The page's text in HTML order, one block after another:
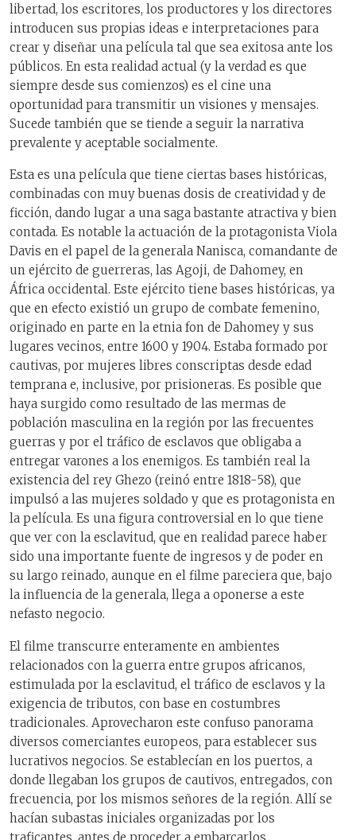
libertad, los escritores, los productores y los directores
introducen sus propias ideas e interpretaciones para
crear y diseñar una película tal que sea exitosa ante los
públicos. En esta realidad actual (y la verdad es que
siempre desde sus comienzos) es el cine una
oportunidad para transmitir un visiones y mensajes.
Sucede también que se tiende a seguir la narrativa
prevalente y aceptable socialmente.
Esta es una película que tiene ciertas bases históricas,
combinadas con muy buenas dosis de creatividad y de
ficción, dando lugar a una saga bastante atractiva y bien
contada. Es notable la actuación de la protagonista Viola
Davis en el papel de la generala Nanisca, comandante de
un ejército de guerreras, las Agoji, de Dahomey, en
África occidental. Este ejército tiene bases históricas, ya
que en efecto existió un grupo de combate femenino,
originado en parte en la etnia fon de Dahomey y sus
lugares vecinos, entre 1600 y 1904. Estaba formado por
cautivas, por mujeres libres conscriptas desde edad
temprana e, inclusive, por prisioneras. Es posible que
haya surgido como resultado de las mermas de
población masculina en la región por las frecuentes
guerras y por el tráfico de esclavos que obligaba a
entregar varones a los enemigos. Es también real la
existencia del rey Ghezo (reinó entre 1818-58), que
impulsó a las mujeres soldado y que es protagonista en
la película. Es una figura controversial en lo que tiene
que ver con la esclavitud, que en realidad parece haber
sido una importante fuente de ingresos y de poder en
su largo reinado, aunque en el filme pareciera que, bajo
la influencia de la generala, llega a oponerse a este
nefasto negocio.
El filme transcurre enteramente en ambientes
relacionados con la guerra entre grupos africanos,
estimulada por la esclavitud, el tráfico de esclavos y la
exigencia de tributos, con base en costumbres
tradicionales. Aprovecharon este confuso panorama
diversos comerciantes europeos, para establecer sus
lucrativos negocios. Se establecían en los puertos, a
donde llegaban los grupos de cautivos, entregados, con
frecuencia, por los mismos señores de la región. Allí se
hacían subastas iniciales organizadas por los
traficantes, antes de proceder a embarcarlos.